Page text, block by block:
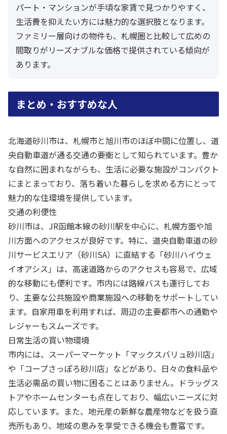
パート・マンションが手頃な家賃で見つかりやすく、
生活費を抑えたい方には魅力的な選択肢となります。
ファミリー層向けの物件も、札幌圏と比較して広めの
間取りがリーズナブルな価格で提供されている傾向が
あります。
まとめ・おすすめな人
北海道砂川市は、札幌市と旭川市のほぼ中間に位置し、道
央自動車道が通る交通の要衝として知られています。豊か
な自然に囲まれながらも、生活に必要な施設がコンパクト
にまとまっており、落ち着いた暮らしを求める方にとって
魅力的な住環境を提供しています。
交通の利便性
砂川市は、JR函館本線の砂川駅を中心に、札幌方面や旭
川方面へのアクセスが良好です。特に、道央自動車道の砂
川サービスエリア（砂川SA）に直結する「砂川ハイウェ
イオアシス」は、高速道路からのアクセスも容易で、広域
的な移動にも便利です。市内には路線バスも運行してお
り、主要な公共施設や商業施設への移動をサポートしてい
ます。自家用車を利用すれば、周辺の主要都市への通勤や
レジャーもスムーズです。
日常生活の買い物環境
市内には、スーパーマーケット「マックスバリュ砂川店」
や「コープさっぽろ砂川店」などがあり、日々の食料品や
生活必需品の買い物に困ることはありません。ドラッグス
トアやホームセンターも点在しており、幅広いニーズに対
応しています。また、地元産の新鮮な農産物などを扱う直
売所もあり、地域の恵みを享受できる機会も豊富です。